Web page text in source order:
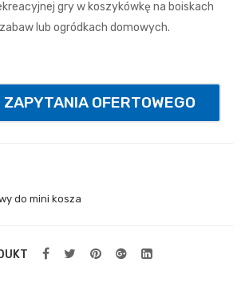
uch
gry w koszykówkę na boiskach
lub ogródkach domowych.
OFERTOWEGO
do mini kosza